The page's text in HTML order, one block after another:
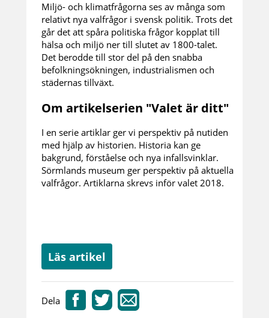
Miljö- och klimatfrågorna ses av många som
relativt nya valfrågor i svensk politik. Trots det
går det att spåra politiska frågor kopplat till
hälsa och miljö ner till slutet av 1800-talet.
Det berodde till stor del på den snabba
befolkningsökningen, industrialismen och
städernas tillväxt.
Om artikelserien "Valet är ditt"
I en serie artiklar ger vi perspektiv på nutiden
med hjälp av historien. Historia kan ge
bakgrund, förståelse och nya infallsvinklar.
Sörmlands museum ger perspektiv på aktuella
valfrågor. Artiklarna skrevs inför valet 2018.
Läs artikel
Dela